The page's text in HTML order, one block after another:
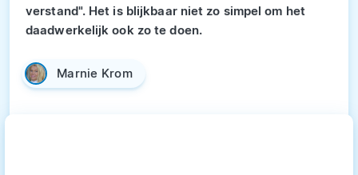
verstand". Het is blijkbaar niet zo simpel om het
daadwerkelijk ook zo te doen.
Marnie Krom